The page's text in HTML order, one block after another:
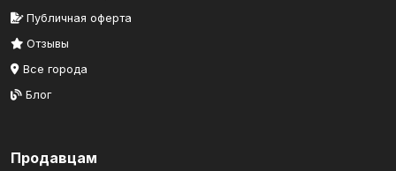
Публичная оферта
Отзывы
Все города
Блог
Продавцам